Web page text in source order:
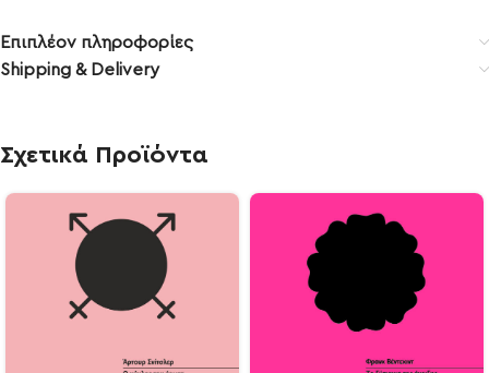
Επιπλέον πληροφορίες
Shipping & Delivery
Σχετικά Προϊόντα